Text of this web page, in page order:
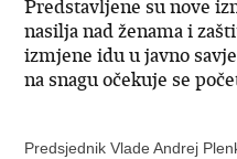
Predstavljene su nove
nasilja nad ženama i
izmjene idu u javno
na snagu očekuje se
Predsjednik Vlade Andrej